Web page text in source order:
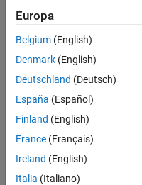
Ihren
Suchkriterien
entsprechen.
können
die
Suchkriterien
weiter
fassen
oder
alle
Europa
Belgium (English)
Denmark (English)
Deutschland (Deutsch)
España (Español)
Finland (English)
France (Français)
Ireland (English)
Italia (Italiano)